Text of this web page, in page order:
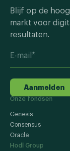
Blijf op de
markt voor
resultaten.
Aanmelden
Onze fondsen
Genesis
Consensus
Oracle
Hodl Group